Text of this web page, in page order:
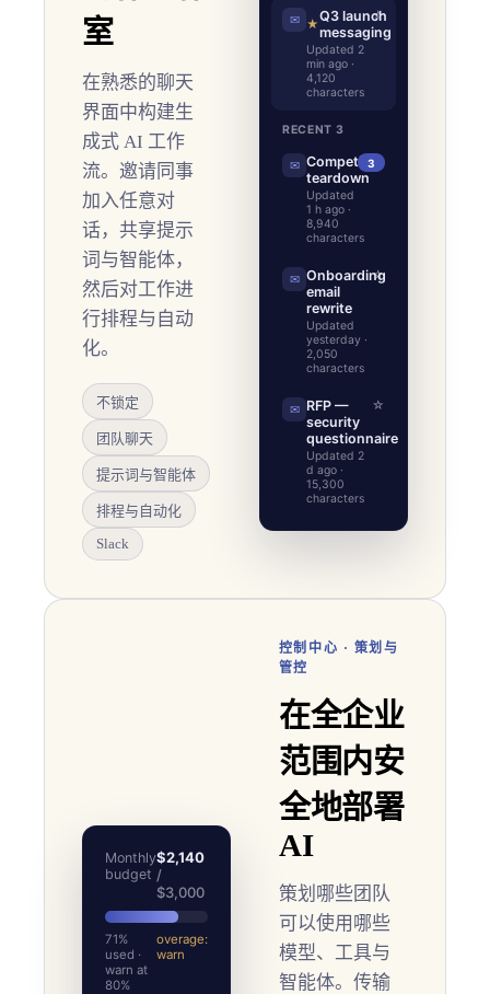
室
在熟悉的聊天
界面中构建生
成式 AI 工作
流。邀请同事
加入任意对
话，共享提示
词与智能体，
然后对工作进
行排程与自动
化。
不锁定
团队聊天
提示词与智能体
排程与自动化
Slack
✉ ★Q3 launch
messaging
Updated 2
min ago ·
4,120
characters
☆
RECENT 3
✉ Competitor
teardown
Updated
1 h ago ·
8,940
characters
3
✉ Onboarding
email
rewrite
Updated
yesterday ·
2,050
characters
☆
✉ RFP —
security
questionnaire
Updated 2
d ago ·
15,300
characters
☆
Monthly
budget
$2,140
/
$3,000
71%
used ·
warn at
80%
overage:
warn
控制中心 · 策划与
管控
在全企业
范围内安
全地部署
AI
策划哪些团队
可以使用哪些
模型、工具与
智能体。传输